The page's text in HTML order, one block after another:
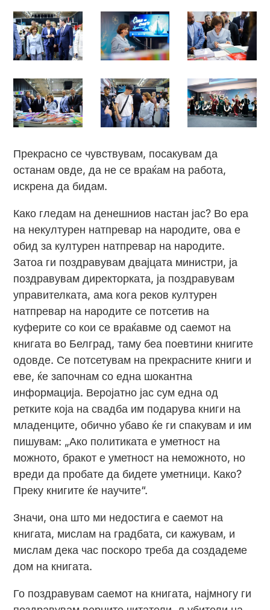
Прекрасно се чувствувам, посакувам да
останам овде, да не се враќам на работа,
искрена да бидам.
Како гледам на денешниов настан јас? Во ера
на некултурен натпревар на народите, ова е
обид за културен натпревар на народите.
Затоа ги поздравувам двајцата министри, ја
поздравувам директорката, ја поздравувам
управителката, ама кога реков културен
натпревар на народите се потсетив на
куферите со кои се враќавме од саемот на
книгата во Белград, таму беа поевтини книгите
одовде. Се потсетувам на прекрасните книги и
еве, ќе започнам со една шокантна
информација. Веројатно јас сум една од
ретките која на свадба им подарува книги на
младенците, обично убаво ќе ги спакувам и им
пишувам: „Ако политиката е уметност на
можното, бракот е уметност на неможното, но
вреди да пробате да бидете уметници. Како?
Преку книгите ќе научите“.
Значи, она што ми недостига е саемот на
книгата, мислам на градбата, си кажувам, и
мислам дека час поскоро треба да создадеме
дом на книгата.
Го поздравувам саемот на книгата, најмногу ги